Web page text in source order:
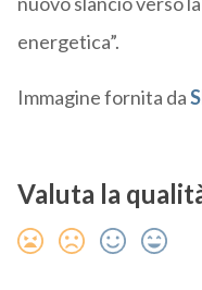
energetica”.
Immagine fornita da
Valuta la